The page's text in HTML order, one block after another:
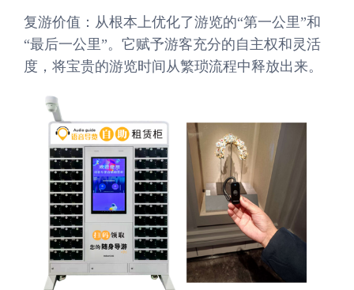
复游价值：从根本上优化了游览的“第一公里”和
“最后一公里”。它赋予游客充分的自主权和灵活
度，将宝贵的游览时间从繁琐流程中释放出来。